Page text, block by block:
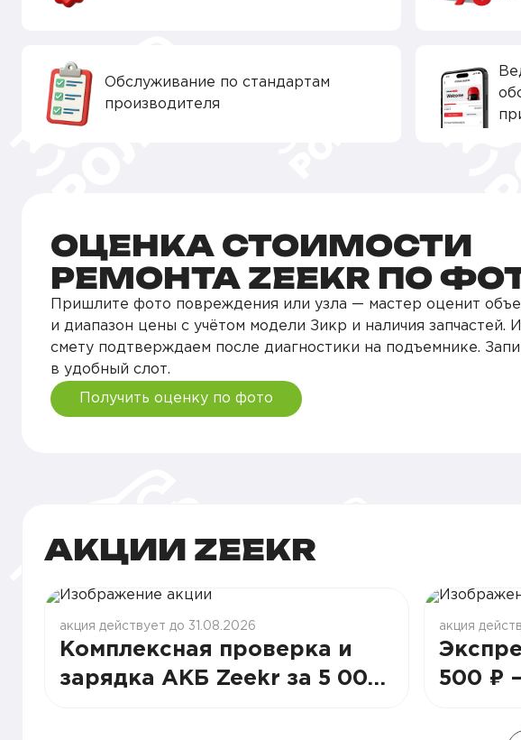
Обслуживание по стандартам
производителя
ОЦЕНКА СТОИМОСТИ
РЕМОНТА ZEEKR ПО
Пришлите фото повреждения или узла — мастер оценит
и диапазон цены с учётом модели Зикр и наличия запчастей.
смету подтверждаем после диагностики на подъемнике.
в удобный слот.
Получить оценку по фото
АКЦИИ ZEEKR
акция действует до 31.08.2026
Комплексная проверка и
зарядка АКБ Zeekr за 5 000
акция
500 ₽